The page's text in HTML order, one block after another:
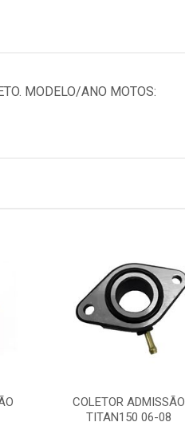
MODELO/ANO MOTOS:
COLETOR ADMISSÃO
TITAN150 06-08